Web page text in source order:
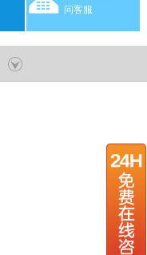
问客服